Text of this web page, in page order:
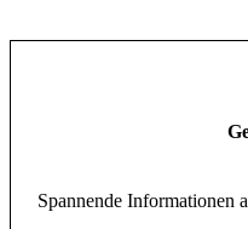
Spannende Informationen